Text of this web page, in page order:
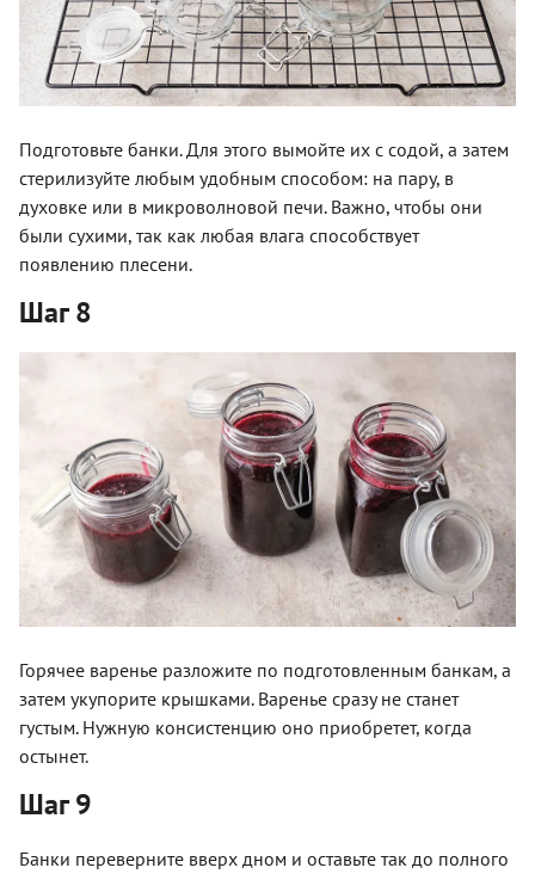
Подготовьте банки. Для этого вымойте их с содой, а затем
стерилизуйте любым удобным способом: на пару, в
духовке или в микроволновой печи. Важно, чтобы они
были сухими, так как любая влага способствует
появлению плесени.
Шаг 8
Горячее варенье разложите по подготовленным банкам, а
затем укупорите крышками. Варенье сразу не станет
густым. Нужную консистенцию оно приобретет, когда
остынет.
Шаг 9
Банки переверните вверх дном и оставьте так до полного